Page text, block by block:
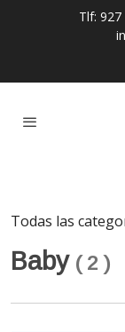
Tlf:
Todas las
Baby (2)